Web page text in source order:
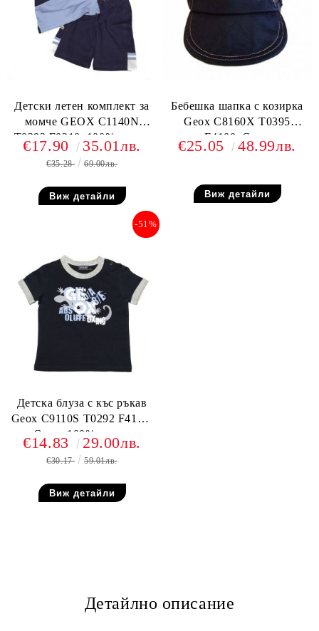
Детски летен комплект за
момче GEOX C1140N
T0292 F0210, 100% памук
€17.90 35.01лв.
€35.28 69.00лв.
Виж детайли
Бебешка шапка с козирка
Geox C8160X T0395
F4100, Синя
€25.05 48.99лв.
Виж детайли
Детска блуза с къс ръкав
Geox C9110S T0292 F4100,
Синя, 100% памук
-51%
€14.83 29.00лв.
€30.17 59.01лв.
Виж детайли
Детайлно описание